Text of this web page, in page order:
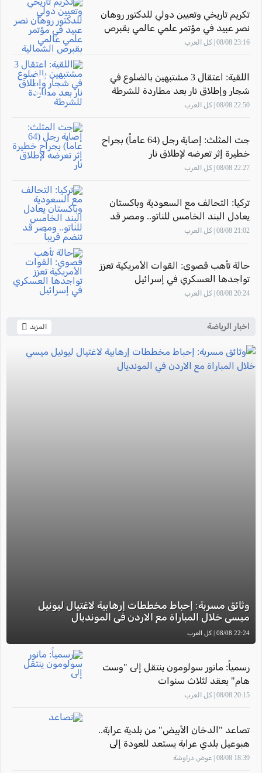
تكريم تاريخي وتعيين دولي للدكتور روهان
نصر عبيد في مؤتمر علمي عالمي بقبرص
الشمالية
23:16 08/08 | كل العرب
اللقية: اعتقال 3 مشتبهين بالضلوع في
شجار وإطلاق نار بعد مطاردة للشرطة
22:50 08/08 | كل العرب
جت المثلث: إصابة رجل (64 عاماً) بجراح
خطيرة إثر تعرضه لإطلاق نار
22:27 08/08 | كل العرب
تركيا: التحالف مع السعودية وباكستان
يعادل البند الخامس للناتو.. ومصر قد
تنضم قريباً
21:02 08/08 | كل العرب
حالة تأهب قصوى: القوات الأمريكية تعزز
تواجدها العسكري في إسرائيل
20:24 08/08 | كل العرب
اخبار الرياضة المزيد
وثائق مسربة: إحباط مخططات إرهابية لاغتيال ليونيل
ميسي خلال المباراة مع الاردن في المونديال
22:24 08/08 | كل العرب
رسمياً: مانور سولومون ينتقل إلى "وست
هام" بعقد لثلاث سنوات
20:15 08/08 | كل العرب
تصاعد "الدخان الأبيض" من بلدية عرابة..
هبوعيل بلدي عرابة يستعد للعودة إلى
الملاعب
18:39 08/08 | عوض دراوشة